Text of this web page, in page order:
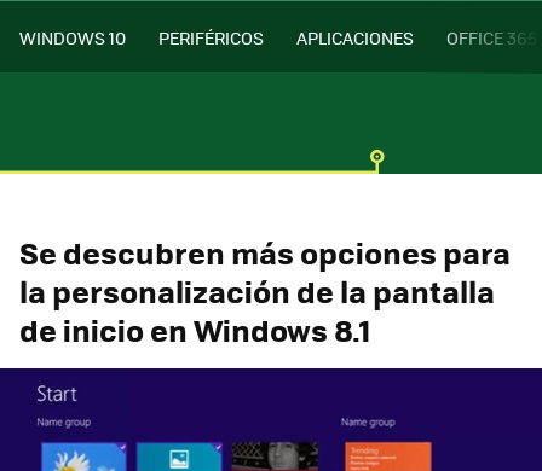
WINDOWS 10 PERIFÉRICOS APLICACIONES OFFICE 365
Se descubren más opciones para
la personalización de la pantalla
de inicio en Windows 8.1